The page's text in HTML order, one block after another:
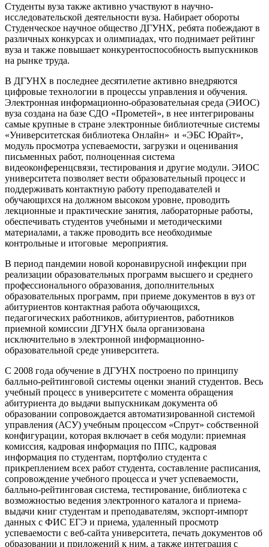
Студенты вуза также активно участвуют в научно-
исследовательской деятельности вуза. Набирает обороты
Студенческое научное общество ДГУНХ, ребята побеждают в
различных конкурсах и олимпиадах, что поднимает рейтинг
вуза и также повышает конкурентоспособность выпускников
на рынке труда.
В ДГУНХ в последнее десятилетие активно внедряются
цифровые технологии в процессы управления и обучения.
Электронная информационно-образовательная среда (ЭИОС)
вуза создана на базе СДО «Прометей», в нее интегрированы
самые крупные в стране электронные библиотечные системы
«Университетская библиотека Онлайн» и «ЭБС Юрайт»,
модуль просмотра успеваемости, загрузки и оценивания
письменных работ, полноценная система
видеоконференцсвязи, тестирования и другие модули. ЭИОС
университета позволяет вести образовательный процесс и
поддерживать контактную работу преподавателей и
обучающихся на должном высоком уровне, проводить
лекционные и практические занятия, лабораторные работы,
обеспечивать студентов учебными и методическими
материалами, а также проводить все необходимые
контрольные и итоговые мероприятия.
В период пандемии новой коронавирусной инфекции при
реализации образовательных программ высшего и среднего
профессионального образования, дополнительных
образовательных программ, при приеме документов в вуз от
абитуриентов контактная работа обучающихся,
педагогических работников, абитуриентов, работников
приемной комиссии ДГУНХ была организована
исключительно в электронной информационно-
образовательной среде университета.
С 2008 года обучение в ДГУНХ построено по принципу
балльно-рейтинговой системы оценки знаний студентов. Весь
учебный процесс в университете с момента обращения
абитуриента до выдачи выпускникам документа об
образовании сопровождается автоматизированной системой
управления (АСУ) учебным процессом «Спрут» собственной
конфигурации, которая включает в себя модули: приемная
комиссия, кадровая информация по ППС, кадровая
информация по студентам, портфолио студента с
прикреплением всех работ студента, составление расписания,
сопровождение учебного процесса и учет успеваемости,
балльно-рейтинговая система, тестирование, библиотека с
возможностью ведения электронного каталога и приема-
выдачи книг студентам и преподавателям, экспорт-импорт
данных с ФИС ЕГЭ и приема, удаленный просмотр
успеваемости с веб-сайта университета, печать документов об
образовании и приложений к ним, а также интеграция с